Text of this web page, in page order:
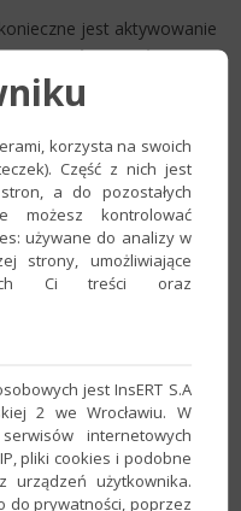
jest aktywowanie
wLaboratorium.
jej aktywacji
dostępny tutaj:
i finanse​
VATi dodać zapis.
domyślnej
, lub na konkretnym
otrzymaniu zapłaty
powiązanego z zapisem.
korzysta na swoich
Część z nich jest
a do pozostałych
możesz kontrolować
używane do analizy w
strony, umożliwiające
Ci treści oraz
jest InsERT S.A
2 we Wrocławiu. W
internetowych
pliki cookies i podobne
urządzeń użytkownika.
do prywatności, poprzez